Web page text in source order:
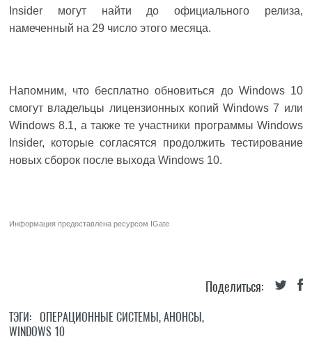
Insider могут найти до официального релиза,
намеченный на 29 число этого месяца.
Напомним, что бесплатно обновиться до Windows 10
смогут владельцы лицензионных копий Windows 7 или
Windows 8.1, а также те участники программы Windows
Insider, которые согласятся продолжить тестирование
новых сборок после выхода Windows 10.
Информация предоставлена ресурсом IGate
Поделиться:
ТЭГИ: ОПЕРАЦИОННЫЕ СИСТЕМЫ,АНОНСЫ,
WINDOWS 10